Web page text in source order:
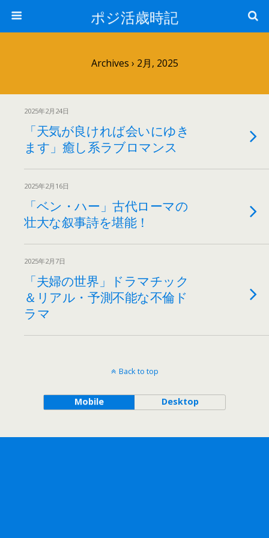
ポジ活歳時記
Archives › 2月, 2025
2025年2月24日
「天気が良ければ会いにゆき
ます」癒し系ラブロマンス
2025年2月16日
「ベン・ハー」古代ローマの
壮大な叙事詩を堪能！
2025年2月7日
「夫婦の世界」ドラマチック
＆リアル・予測不能な不倫ド
ラマ
Back to top
Mobile Desktop